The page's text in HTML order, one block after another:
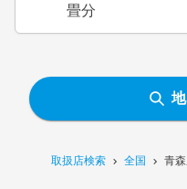
取扱店検索 全国 青
畳分